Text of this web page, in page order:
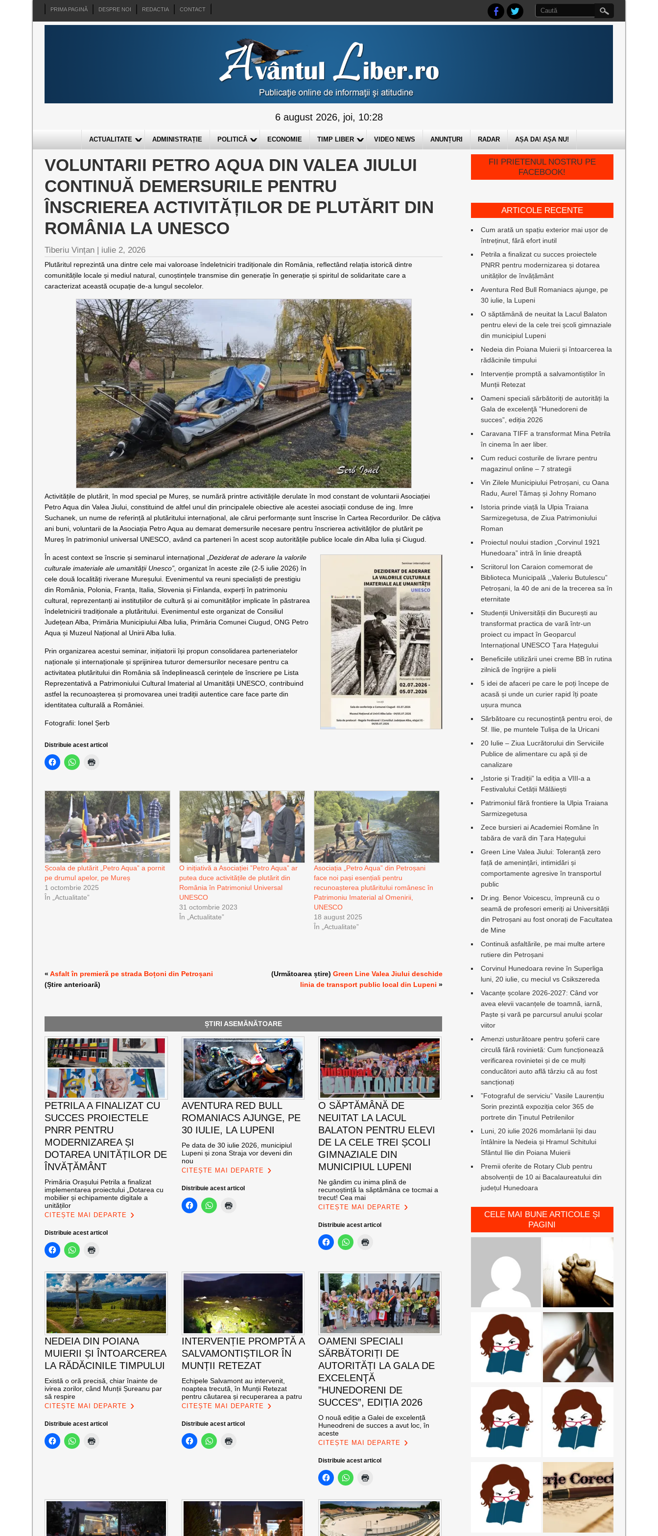
PRIMA PAGINĂ DESPRE NOI REDACTIA CONTACT
6 august 2026, joi, 10:28
ACTUALITATE ADMINISTRAȚIE POLITICĂ ECONOMIE TIMP LIBER VIDEO NEWS ANUNȚURI RADAR AȘA DA! AȘA NU!
VOLUNTARII PETRO AQUA DIN VALEA JIULUI
CONTINUĂ DEMERSURILE PENTRU
ÎNSCRIEREA ACTIVITĂȚILOR DE PLUTĂRIT DIN
ROMÂNIA LA UNESCO
Tiberiu Vințan | iulie 2, 2026
Plutăritul reprezintă una dintre cele mai valoroase îndeletniciri tradiționale din România, reflectând relația istorică dintre
comunitățile locale și mediul natural, cunoștințele transmise din generație în generație și spiritul de solidaritate care a
caracterizat această ocupație de-a lungul secolelor.
Activitățile de plutărit, în mod special pe Mureș, se numără printre activitățile derulate în mod constant de voluntarii Asociației
Petro Aqua din Valea Jiului, constituind de altfel unul din principalele obiective ale acestei asociații conduse de ing. Imre
Suchanek, un nume de referință al plutăritului internațional, ale cărui performanțe sunt înscrise în Cartea Recordurilor. De câțiva
ani buni, voluntarii de la Asociația Petro Aqua au demarat demersurile necesare pentru înscrierea activităților de plutărit pe
Mureș în patrimoniul universal UNESCO, având ca parteneri în acest scop autoritățile publice locale din Alba Iulia și Ciugud.
În acest context se înscrie și seminarul internațional „Deziderat de aderare la valorile
culturale imateriale ale umanității Unesco”, organizat în aceste zile (2-5 iulie 2026) în
cele două localități riverane Mureșului. Evenimentul va reuni specialiști de prestigiu
din România, Polonia, Franța, Italia, Slovenia și Finlanda, experți în patrimoniu
cultural, reprezentanți ai instituțiilor de cultură și ai comunităților implicate în păstrarea
îndeletnicirii tradiționale a plutăritului. Evenimentul este organizat de Consiliul
Județean Alba, Primăria Municipiului Alba Iulia, Primăria Comunei Ciugud, ONG Petro
Aqua și Muzeul Național al Unirii Alba Iulia.
Prin organizarea acestui seminar, inițiatorii își propun consolidarea parteneriatelor
naționale și internaționale și sprijinirea tuturor demersurilor necesare pentru ca
activitatea plutăritului din România să îndeplinească cerințele de înscriere pe Lista
Reprezentativă a Patrimoniului Cultural Imaterial al Umanității UNESCO, contribuind
astfel la recunoașterea și promovarea unei tradiții autentice care face parte din
identitatea culturală a României.
Fotografii: Ionel Șerb
Distribuie acest articol
Școala de plutărit „Petro Aqua” a pornit
pe drumul apelor, pe Mureș
1 octombrie 2025
În „Actualitate”
O inițiativă a Asociației ”Petro Aqua” ar
putea duce activitățile de plutărit din
România în Patrimoniul Universal
UNESCO
31 octombrie 2023
În „Actualitate”
Asociația „Petro Aqua” din Petroșani
face noi pași esențiali pentru
recunoașterea plutăritului românesc în
Patrimoniu Imaterial al Omenirii,
UNESCO
18 august 2025
În „Actualitate”
«Asfalt în premieră pe strada Boțoni din Petroșani
(Știre anterioară)
(Următoarea știre)Green Line Valea Jiului deschide
linia de transport public local din Lupeni »
ȘTIRI ASEMĂNĂTOARE
PETRILA A FINALIZAT CU
SUCCES PROIECTELE
PNRR PENTRU
MODERNIZAREA ȘI
DOTAREA UNITĂȚILOR DE
ÎNVĂȚĂMÂNT
Primăria Orașului Petrila a finalizat
implementarea proiectului „Dotarea cu
mobilier și echipamente digitale a
unităților
CITEȘTE MAI DEPARTE
Distribuie acest articol
AVENTURA RED BULL
ROMANIACS AJUNGE, PE
30 IULIE, LA LUPENI
Pe data de 30 iulie 2026, municipiul
Lupeni și zona Straja vor deveni din
nou
CITEȘTE MAI DEPARTE
Distribuie acest articol
O SĂPTĂMÂNĂ DE
NEUITAT LA LACUL
BALATON PENTRU ELEVI
DE LA CELE TREI ȘCOLI
GIMNAZIALE DIN
MUNICIPIUL LUPENI
Ne gândim cu inima plină de
recunoștință la săptămâna ce tocmai a
trecut! Cea mai
CITEȘTE MAI DEPARTE
Distribuie acest articol
NEDEIA DIN POIANA
MUIERII ȘI ÎNTOARCEREA
LA RĂDĂCINILE TIMPULUI
Există o oră precisă, chiar înainte de
ivirea zorilor, când Munții Șureanu par
să respire
CITEȘTE MAI DEPARTE
Distribuie acest articol
INTERVENȚIE PROMPTĂ A
SALVAMONTIȘTILOR ÎN
MUNȚII RETEZAT
Echipele Salvamont au intervenit,
noaptea trecută, în Munții Retezat
pentru căutarea și recuperarea a patru
CITEȘTE MAI DEPARTE
Distribuie acest articol
OAMENI SPECIALI
SĂRBĂTORIȚI DE
AUTORITĂȚI LA GALA DE
EXCELENŢĂ
”HUNEDORENI DE
SUCCES”, EDIȚIA 2026
O nouă ediție a Galei de excelență
Huneodreni de succes a avut loc, în
aceste
CITEȘTE MAI DEPARTE
Distribuie acest articol
FII PRIETENUL NOSTRU PE
FACEBOOK!
ARTICOLE RECENTE
Cum arată un spațiu exterior mai ușor de
întreținut, fără efort inutil
Petrila a finalizat cu succes proiectele
PNRR pentru modernizarea și dotarea
unităților de învățământ
Aventura Red Bull Romaniacs ajunge, pe
30 iulie, la Lupeni
O săptămână de neuitat la Lacul Balaton
pentru elevi de la cele trei școli gimnaziale
din municipiul Lupeni
Nedeia din Poiana Muierii și întoarcerea la
rădăcinile timpului
Intervenție promptă a salvamontiștilor în
Munții Retezat
Oameni speciali sărbătoriți de autorități la
Gala de excelenţă ”Hunedoreni de
succes”, ediția 2026
Caravana TIFF a transformat Mina Petrila
în cinema în aer liber.
Cum reduci costurile de livrare pentru
magazinul online – 7 strategii
Vin Zilele Municipiului Petroșani, cu Oana
Radu, Aurel Tămaș și Johny Romano
Istoria prinde viață la Ulpia Traiana
Sarmizegetusa, de Ziua Patrimoniului
Roman
Proiectul noului stadion „Corvinul 1921
Hunedoara” intră în linie dreaptă
Scriitorul Ion Caraion comemorat de
Biblioteca Municipală ,,Valeriu Butulescu”
Petroșani, la 40 de ani de la trecerea sa în
eternitate
Studenții Universității din București au
transformat practica de vară într-un
proiect cu impact în Geoparcul
Internațional UNESCO Țara Hațegului
Beneficiile utilizării unei creme BB în rutina
zilnică de îngrijire a pielii
5 idei de afaceri pe care le poți începe de
acasă și unde un curier rapid îți poate
ușura munca
Sărbătoare cu recunoștință pentru eroi, de
Sf. Ilie, pe muntele Tulișa de la Uricani
20 Iulie – Ziua Lucrătorului din Serviciile
Publice de alimentare cu apă și de
canalizare
„Istorie și Tradiții” la ediția a VIII-a a
Festivalului Cetății Mălăiești
Patrimoniul fără frontiere la Ulpia Traiana
Sarmizegetusa
Zece bursieri ai Academiei Române în
tabăra de vară din Țara Hațegului
Green Line Valea Jiului: Toleranță zero
față de amenințări, intimidări și
comportamente agresive în transportul
public
Dr.ing. Benor Voicescu, împreună cu o
seamă de profesori emeriți ai Universității
din Petroșani au fost onorați de Facultatea
de Mine
Continuă asfaltările, pe mai multe artere
rutiere din Petroșani
Corvinul Hunedoara revine în Superliga
luni, 20 iulie, cu meciul vs Csikszereda
Vacanțe școlare 2026-2027: Când vor
avea elevii vacanțele de toamnă, iarnă,
Paște și vară pe parcursul anului școlar
viitor
Amenzi usturătoare pentru șoferii care
circulă fără rovinietă: Cum funcționează
verificarea rovinietei și de ce mulți
conducători auto află târziu că au fost
sancționați
”Fotograful de serviciu” Vasile Laurențiu
Sorin prezintă expoziția celor 365 de
portrete din Ținutul Petrilenilor
Luni, 20 iulie 2026 momârlanii își dau
întâlnire la Nedeia și Hramul Schitului
Sfântul Ilie din Poiana Muierii
Premii oferite de Rotary Club pentru
absolvenții de 10 ai Bacalaureatului din
județul Hunedoara
CELE MAI BUNE ARTICOLE ȘI
PAGINI